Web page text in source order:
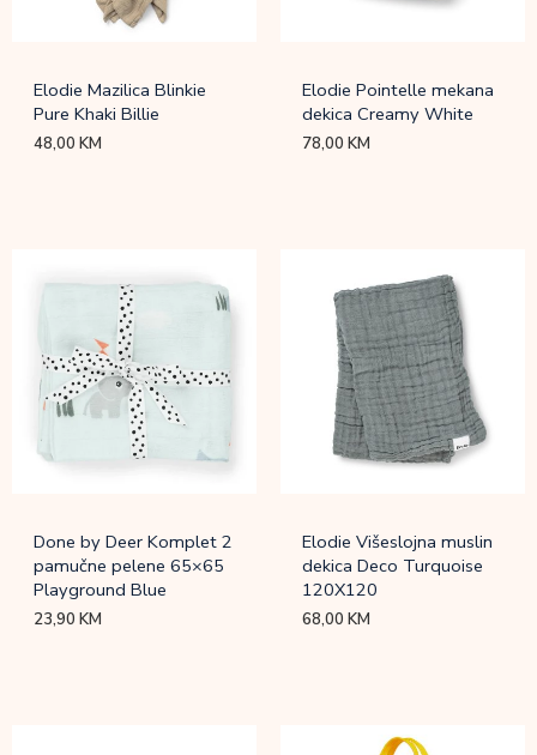
Elodie Mazilica Blinkie
Pure Khaki Billie
48,00KM
Elodie Pointelle mekana
dekica Creamy White
78,00KM
Done by Deer Komplet 2
pamučne pelene 65×65
Playground Blue
23,90KM
Elodie Višeslojna muslin
dekica Deco Turquoise
120X120
68,00KM